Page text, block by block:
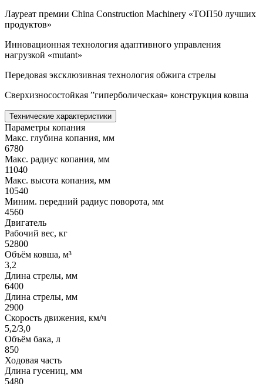
Лауреат премии China Construction Machinery «ТОП50 лучших
продуктов»
Инновационная технология адаптивного управления
нагрузкой «mutant»
Передовая эксклюзивная технология обжига стрелы
Сверхизносостойкая ”гиперболическая» конструкция ковша
Технические характеристики
Параметры копания
Макс. глубина копания, мм
6780
Макс. радиус копания, мм
11040
Макс. высота копания, мм
10540
Миним. передний радиус поворота, мм
4560
Двигатель
Рабочий вес, кг
52800
Объём ковша, м³
3,2
Длина стрелы, мм
6400
Длина стрелы, мм
2900
Скорость движения, км/ч
5,2/3,0
Объём бака, л
850
Ходовая часть
Длина гусениц, мм
5480